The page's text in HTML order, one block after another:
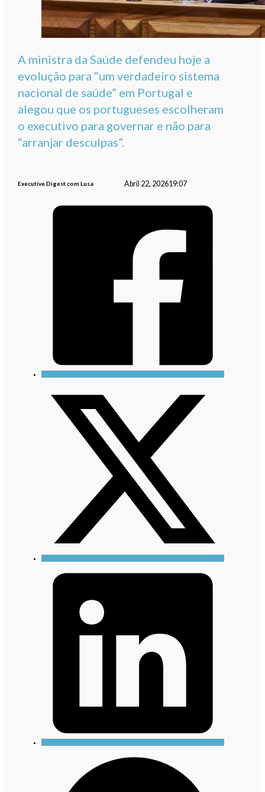
A ministra da Saúde defendeu hoje a
evolução para “um verdadeiro sistema
nacional de saúde” em Portugal e
alegou que os portugueses escolheram
o executivo para governar e não para
“arranjar desculpas”.
Executive Digest com Lusa Abril 22, 202619:07